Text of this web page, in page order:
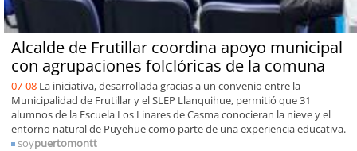
Alcalde de Frutillar coordina apoyo municipal
con agrupaciones folclóricas de la comuna
07-08 La iniciativa, desarrollada gracias a un convenio entre la
Municipalidad de Frutillar y el SLEP Llanquihue, permitió que 31
alumnos de la Escuela Los Linares de Casma conocieran la nieve y el
entorno natural de Puyehue como parte de una experiencia educativa.
soypuertomontt